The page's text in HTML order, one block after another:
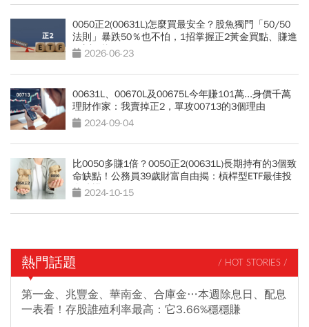
0050正2(00631L)怎麼買最安全？股魚獨門「50/50
法則」暴跌50％也不怕，1招掌握正2黃金買點、賺進
N倍報酬
2026-06-23
00631L、00670L及00675L今年賺101萬...身價千萬
理財作家：我賣掉正2，單攻00713的3個理由
2024-09-04
比0050多賺1倍？0050正2(00631L)長期持有的3個致
命缺點！公務員39歲財富自由揭：槓桿型ETF最佳投
資時機
2024-10-15
熱門話題 / HOT STORIES /
第一金、兆豐金、華南金、合庫金…本週除息日、配息
一表看！存股誰殖利率最高：它3.66%穩穩賺